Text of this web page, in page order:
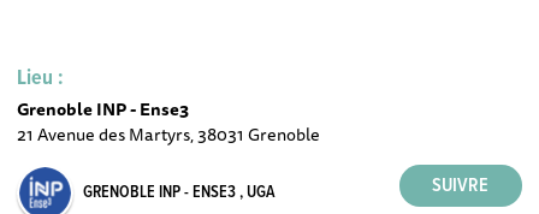
Lieu :
Grenoble INP - Ense3
21 Avenue des Martyrs, 38031 Grenoble
GRENOBLE INP - ENSE3 , UGA